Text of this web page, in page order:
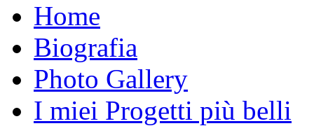
Home
Biografia
Photo Gallery
I miei Progetti più belli